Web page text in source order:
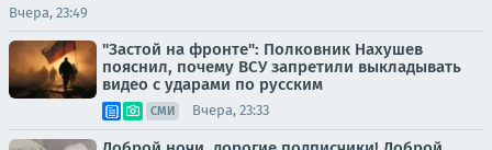
Вчера, 23:49
"Застой на фронте": Полковник Нахушев
пояснил, почему ВСУ запретили выкладывать
видео с ударами по русским
СМИ Вчера, 23:33